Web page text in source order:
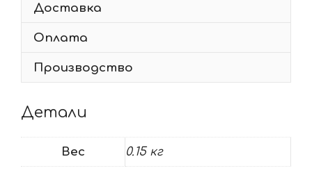
Доставка
Оплата
Производство
Детали
Вес 0.15 кг